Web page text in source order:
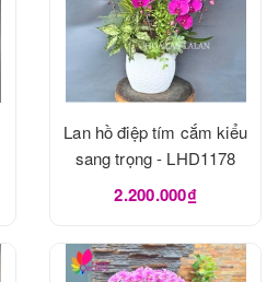
Lan hồ điệp tím cắm kiểu
sang trọng - LHD1178
2.200.000₫